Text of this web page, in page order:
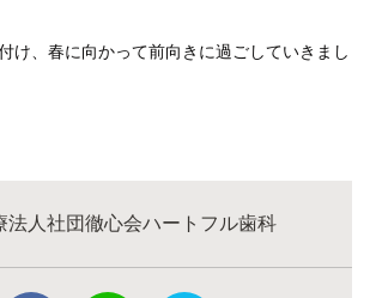
け、春に向かって前向きに過ごしていきまし
法人社団徹心会ハートフル歯科